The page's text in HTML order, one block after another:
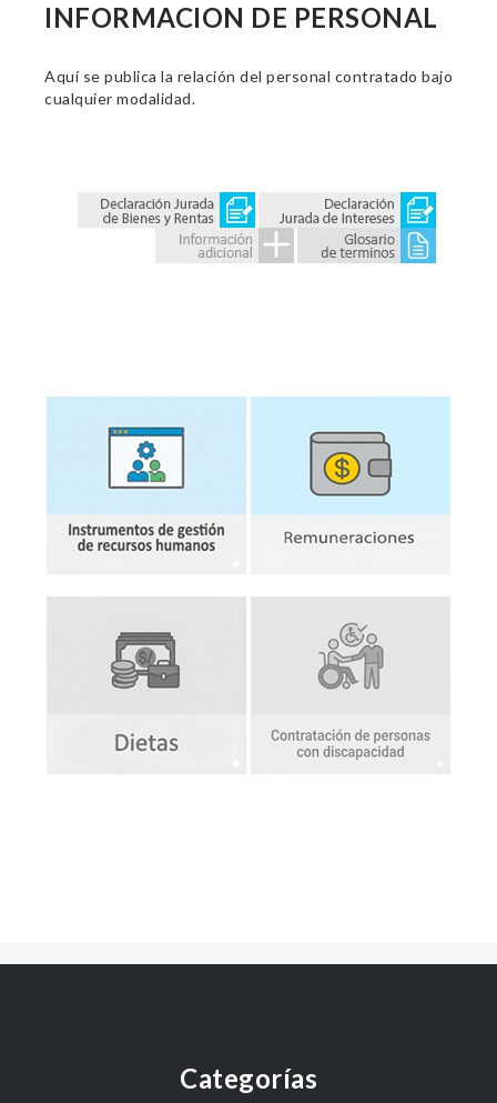
INFORMACION DE PERSONAL
Aquí se publica la relación del personal contratado bajo
cualquier modalidad.
Categorías